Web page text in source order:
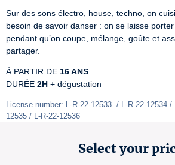
Sur des sons électro, house, techno, on
besoin de savoir danser : on se laisse
pendant qu’on coupe, mélange, goûte et
partager.
À PARTIR DE 16 ANS
DURÉE 2H + dégustation
License number: L-R-22-12533. / L-R-22-12534
12535 / L-R-22-12536
Select your